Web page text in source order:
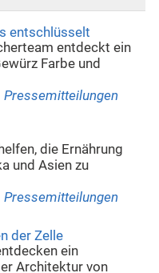
entschlüsselt
entdeckt ein
Farbe und
Pressemitteilungen
die Ernährung
und Asien zu
Pressemitteilungen
der Zelle
ein
Architektur von